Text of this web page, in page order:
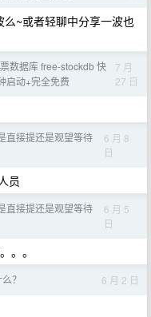
~或者轻聊中分享一波也
数据库 free-stockdb 快
启动+完全免费
7 月
27 日
直接提还是观望等待
6 月 8
日
员
直接提还是观望等待
6 月 5
日
。。
？ 6 月 2 日